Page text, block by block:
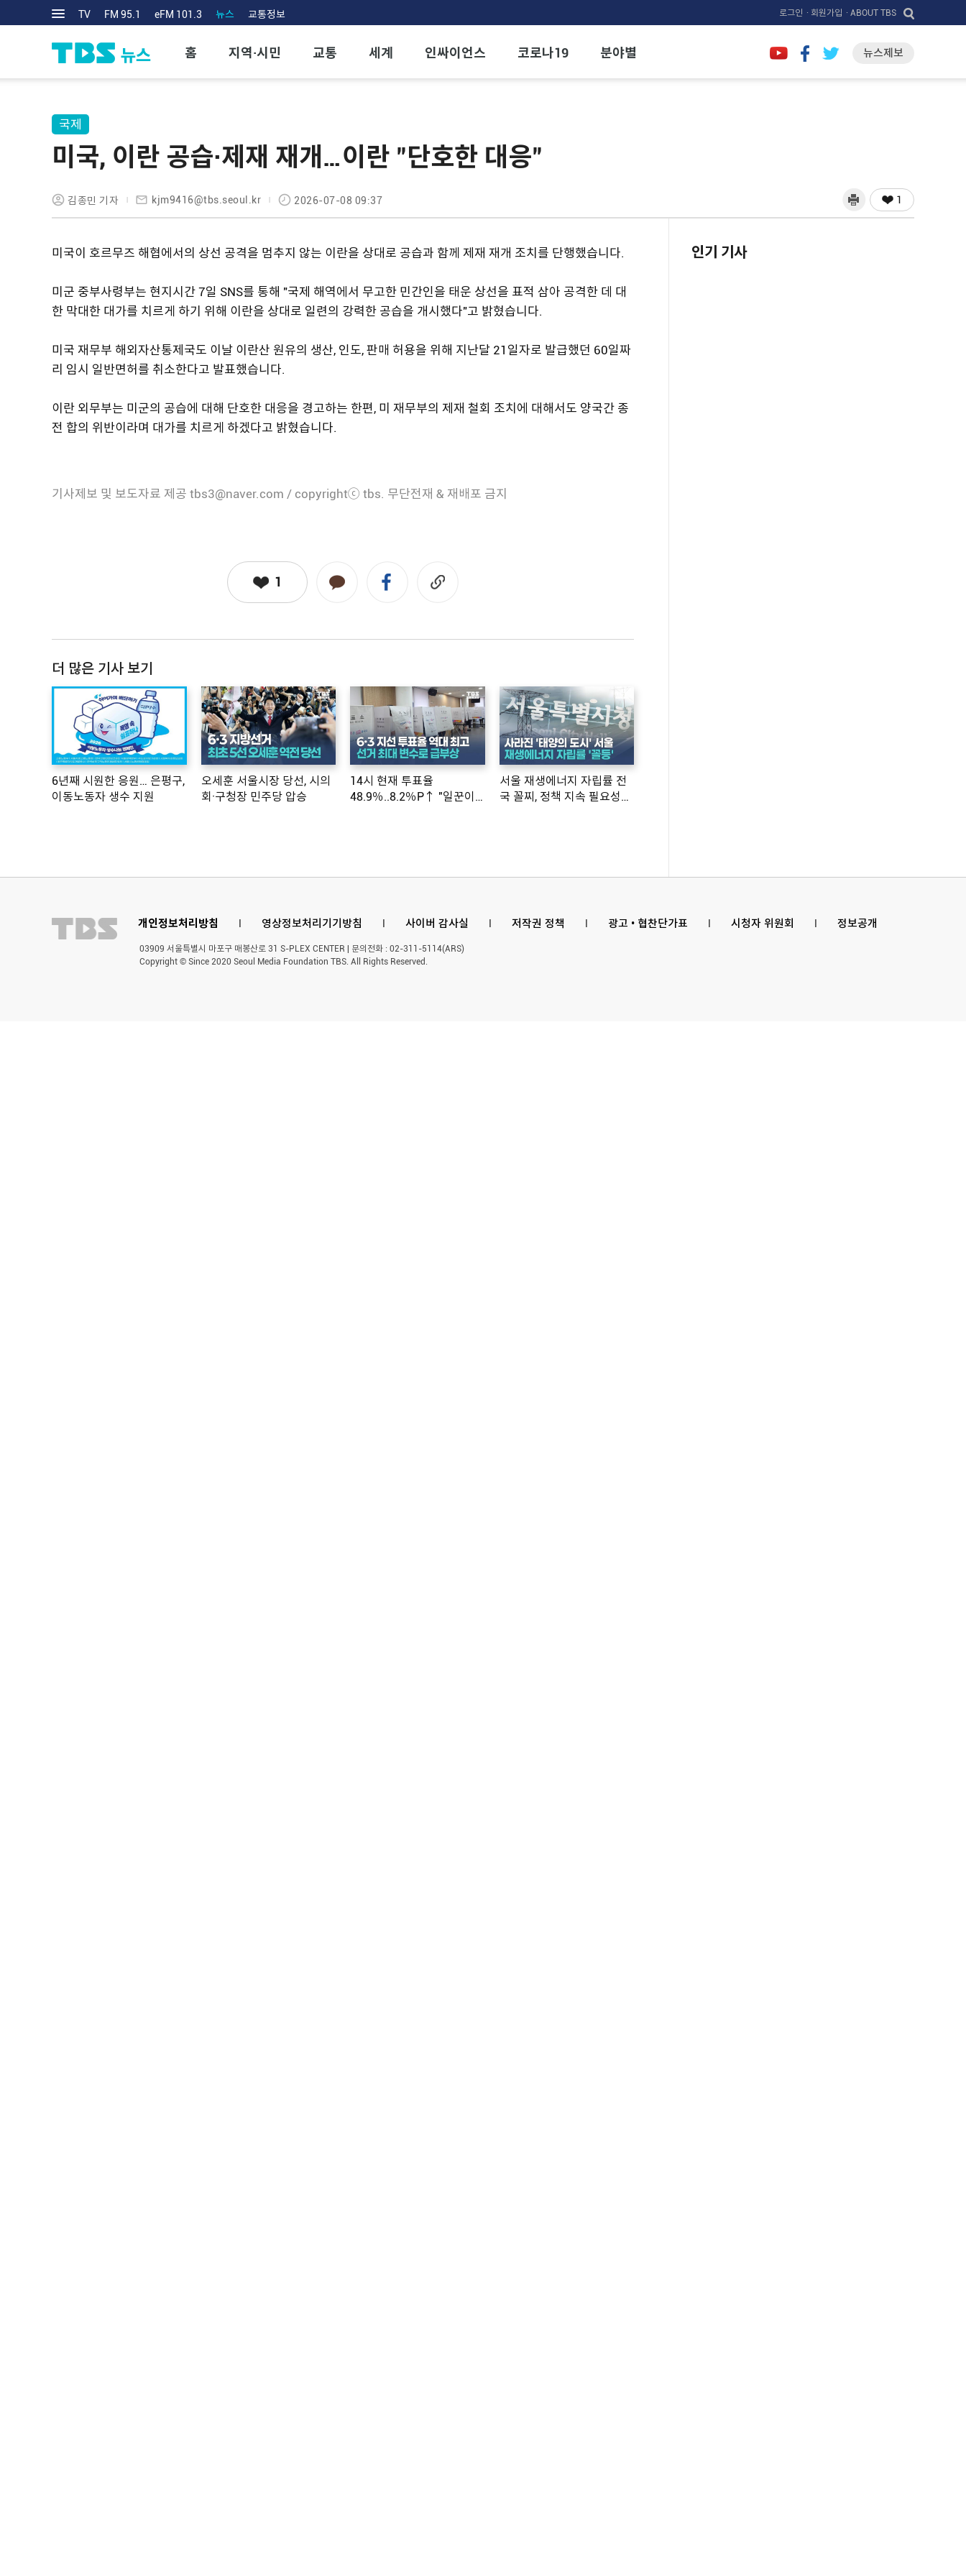
TV FM 95.1 eFM 101.3 뉴스 교통정보 로그인 · 회원가입 · ABOUT TBS
홈 지역·시민 교통 세계 인싸이언스 코로나19 분야별 뉴스제보
국제
미국, 이란 공습·제재 재개…이란 "단호한 대응"
김종민 기자 kjm9416@tbs.seoul.kr 2026-07-08 09:37 1
미국이 호르무즈 해협에서의 상선 공격을 멈추지 않는 이란을 상대로 공습과 함께 제재 재개 조치를 단행했습니다.
미군 중부사령부는 현지시간 7일 SNS를 통해 "국제 해역에서 무고한 민간인을 태운 상선을 표적 삼아 공격한 데 대
한 막대한 대가를 치르게 하기 위해 이란을 상대로 일련의 강력한 공습을 개시했다"고 밝혔습니다.
미국 재무부 해외자산통제국도 이날 이란산 원유의 생산, 인도, 판매 허용을 위해 지난달 21일자로 발급했던 60일짜
리 임시 일반면허를 취소한다고 발표했습니다.
이란 외무부는 미군의 공습에 대해 단호한 대응을 경고하는 한편, 미 재무부의 제재 철회 조치에 대해서도 양국간 종
전 합의 위반이라며 대가를 치르게 하겠다고 밝혔습니다.
기사제보 및 보도자료 제공 tbs3@naver.com / copyrightⓒ tbs. 무단전재 & 재배포 금지
1
더 많은 기사 보기
6년째 시원한 응원… 은평구,
이동노동자 생수 지원
오세훈 서울시장 당선, 시의
회·구청장 민주당 압승
14시 현재 투표율
48.9％..8.2％P↑ "일꾼이
서울 재생에너지 자립률 전
국 꼴찌, 정책 지속 필요성
인기 기사
개인정보처리방침 l 영상정보처리기기방침 l 사이버 감사실 l 저작권 정책 l 광고 • 협찬단가표 l 시청자 위원회 l 정보공개
03909 서울특별시 마포구 매봉산로 31 S-PLEX CENTER | 문의전화 : 02-311-5114(ARS)
Copyright © Since 2020 Seoul Media Foundation TBS. All Rights Reserved.